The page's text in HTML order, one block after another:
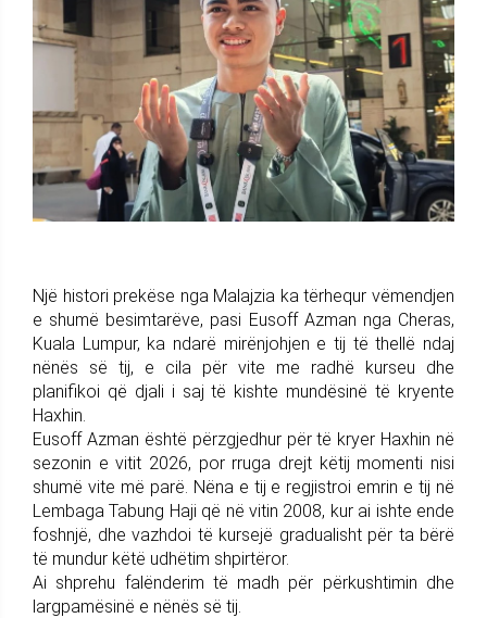
Një histori prekëse nga Malajzia ka tërhequr vëmendjen
e shumë besimtarëve, pasi Eusoff Azman nga Cheras,
Kuala Lumpur, ka ndarë mirënjohjen e tij të thellë ndaj
nënës së tij, e cila për vite me radhë kurseu dhe
planifikoi që djali i saj të kishte mundësinë të kryente
Haxhin.
Eusoff Azman është përzgjedhur për të kryer Haxhin në
sezonin e vitit 2026, por rruga drejt këtij momenti nisi
shumë vite më parë. Nëna e tij e regjistroi emrin e tij në
Lembaga Tabung Haji që në vitin 2008, kur ai ishte ende
foshnjë, dhe vazhdoi të kursejë gradualisht për ta bërë
të mundur këtë udhëtim shpirtëror.
Ai shprehu falënderim të madh për përkushtimin dhe
largpamësinë e nënës së tij.